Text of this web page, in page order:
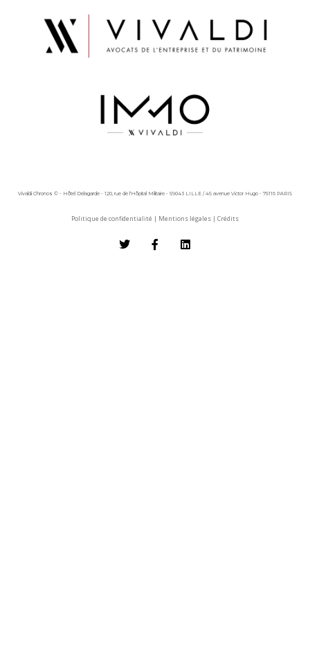
Vivaldi Chronos © - Hôtel Delagarde - 120, rue de l'Hôpital Militaire - 59043 LILLE / 45 avenue Victor Hugo - 75116 PARIS
Politique de confidentialité | Mentions légales | Crédits